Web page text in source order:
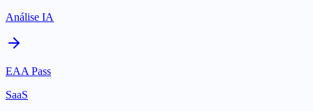
Análise IA
EAA Pass
SaaS